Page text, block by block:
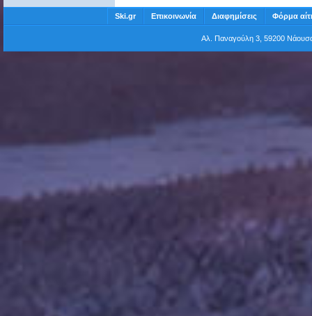
Ski.gr Επικοινωνία Διαφημίσεις Φόρμα
Αλ. Παναγούλη 3, 59200